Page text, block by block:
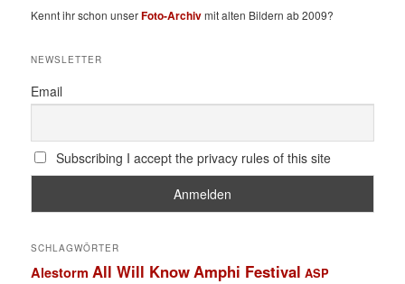
Kennt ihr schon unserFoto-Archivmit alten Bildern ab 2009?
NEWSLETTER
Email
Subscribing I accept the privacy rules of this site
SCHLAGWÖRTER
Alestorm All Will KnowAmphi Festival ASP